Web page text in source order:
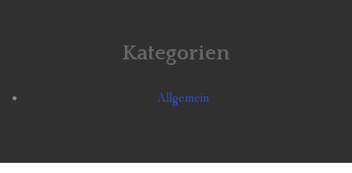
Kategorien
Allgemein